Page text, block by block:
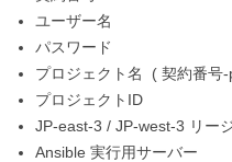
ユーザー名
パスワード
プロジェクト名 ( 契約番号-
プロジェクトID
JP-east-3 / JP-west-3 リー
Ansible 実行用サーバー